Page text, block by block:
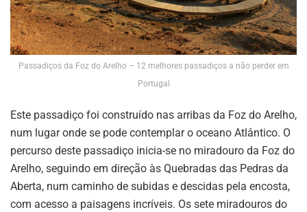
Passadiços da Foz do Arelho – 12 melhores passadiços a não perder em
Portugal
Este passadiço foi construído nas arribas da Foz do Arelho,
num lugar onde se pode contemplar o oceano Atlântico. O
percurso deste passadiço inicia-se no miradouro da Foz do
Arelho, seguindo em direção às Quebradas das Pedras da
Aberta, num caminho de subidas e descidas pela encosta,
com acesso a paisagens incríveis. Os sete miradouros do